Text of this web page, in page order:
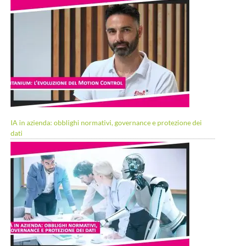
IA in azienda: obblighi normativi, governance e protezione dei
dati